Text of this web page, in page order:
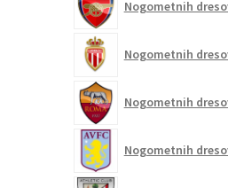
Nogometnih
Nogometnih
Nogometnih
Nogometnih